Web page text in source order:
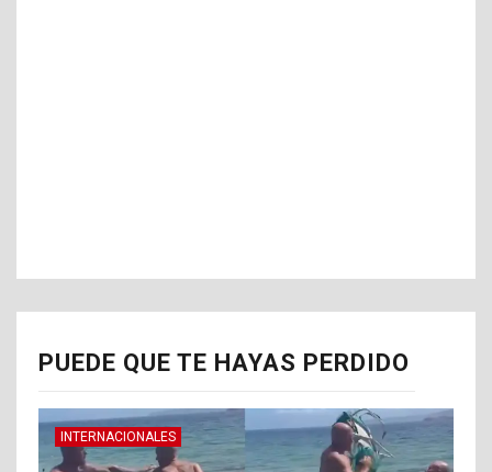
PUEDE QUE TE HAYAS PERDIDO
INTERNACIONALES